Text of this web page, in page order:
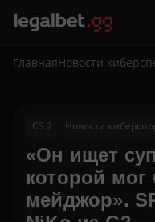
ГлавнаяНовости
CS 2 Новости
«Он ищет
которой
мейджор».